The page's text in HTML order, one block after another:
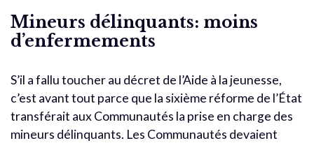
Mineurs délinquants: moins
d’enfermements
S’il a fallu toucher au décret de l’Aide à la jeunesse,
c’est avant tout parce que la sixième réforme de l’État
transférait aux Communautés la prise en charge des
mineurs délinquants. Les Communautés devaient